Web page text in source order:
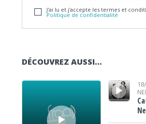
J'ai lu et j'accepte les termes et
Politique de confidentialité
DÉCOUVREZ AUSSI…
Lecteur audio
Lecteur